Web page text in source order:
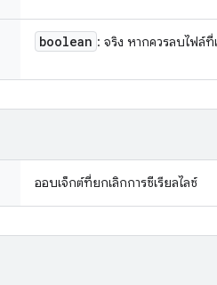
boolean : จริง หากควรลบไฟล์
ออบเจ็กต์ที่ยกเลิกการซีเรียลไลซ์